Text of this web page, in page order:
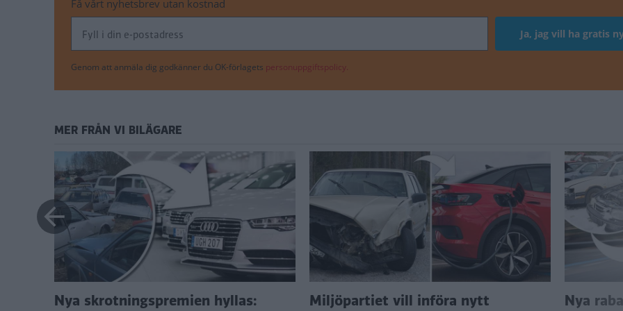
Få vårt nyhetsbrev utan kostnad
Genom att anmäla dig godkänner du OK-förlagets personuppgiftspolicy.
MER FRÅN VI BILÄGARE
Nya skrotningspremien hyllas:
Miljöpartiet vill införa nytt
Nya